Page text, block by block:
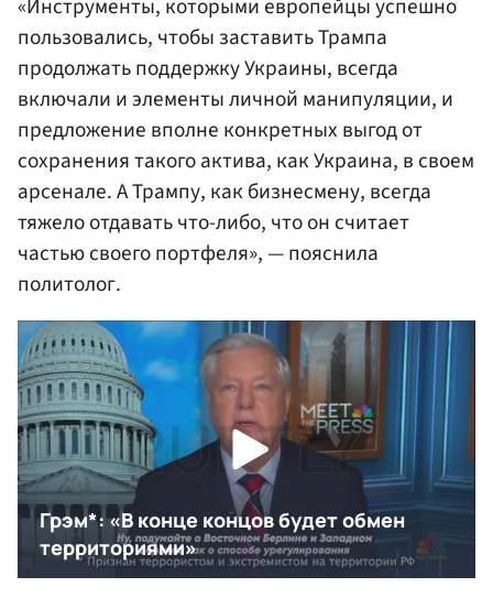
«Инструменты, которыми европейцы успешно
пользовались, чтобы заставить Трампа
продолжать поддержку Украины, всегда
включали и элементы личной манипуляции, и
предложение вполне конкретных выгод от
сохранения такого актива, как Украина, в своем
арсенале. А Трампу, как бизнесмену, всегда
тяжело отдавать что-либо, что он считает
частью своего портфеля», — пояснила
политолог.